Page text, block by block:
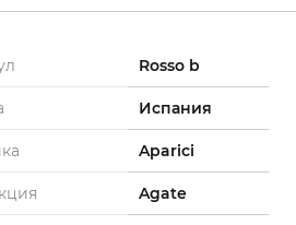
Rosso b
Испания
Aparici
Agate